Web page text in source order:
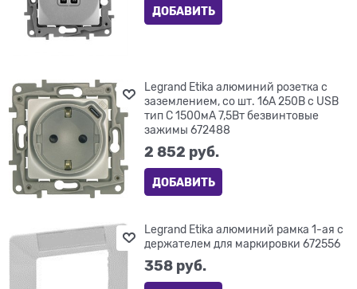
ДОБАВИТЬ
Legrand Etika алюминий розетка с
заземлением, со шт. 16А 250В с USB
тип C 1500мА 7,5Вт безвинтовые
зажимы 672488
2 852 руб.
ДОБАВИТЬ
Legrand Etika алюминий рамка 1-ая с
держателем для маркировки 672556
358 руб.